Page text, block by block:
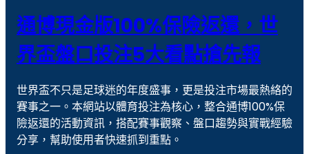
歐冠盃盤口教學
現金版代理
線上捕魚機
老虎機
老虎機攻略
老虎機玩法
老虎機遊戲
聚寶財神
通博娛樂
通博娛樂城
通博現金版100%保險返還，世
界盃盤口投注5大看點搶先報
世界盃不只是足球迷的年度盛事，更是投注市場最熱絡的
賽事之一。本網站以體育投注為核心，整合通博100%保
險返還的活動資訊，搭配賽事觀察、盤口趨勢與實戰經驗
分享，幫助使用者快速抓到重點。